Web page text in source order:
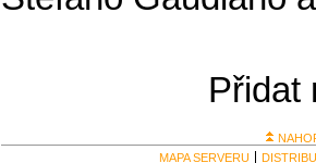
Přidat
MAPA SERVERU